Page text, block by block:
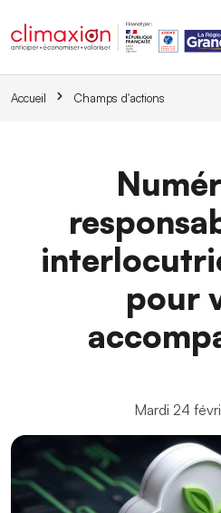
Accueil Champs d'actions
pour
Mardi 24